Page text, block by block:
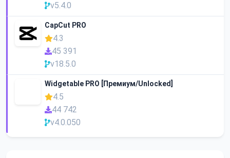
v5.4.0
CapCut PRO
4.3
45 391
v18.5.0
Widgetable PRO [Премиум/Unlocked]
4.5
44 742
v4.0.050